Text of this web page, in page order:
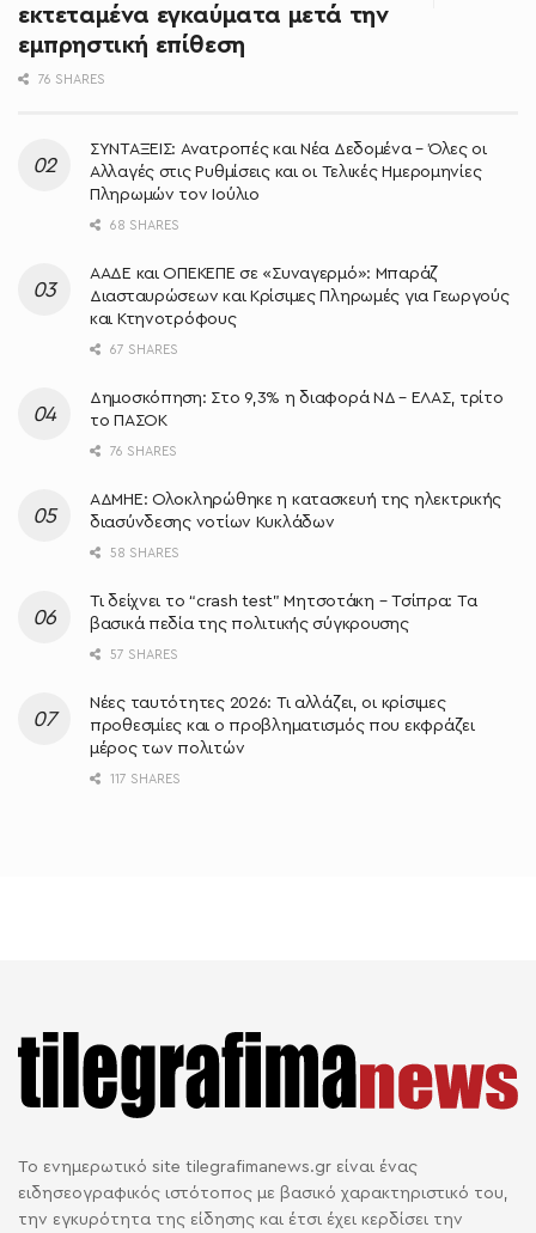
εκτεταμένα εγκαύματα μετά την
εμπρηστική επίθεση
76 SHARES
ΣΥΝΤΑΞΕΙΣ: Ανατροπές και Νέα Δεδομένα – Όλες οι
Αλλαγές στις Ρυθμίσεις και οι Τελικές Ημερομηνίες
Πληρωμών τον Ιούλιο
68 SHARES
ΑΑΔΕ και ΟΠΕΚΕΠΕ σε «Συναγερμό»: Μπαράζ
Διασταυρώσεων και Κρίσιμες Πληρωμές για Γεωργούς
και Κτηνοτρόφους
67 SHARES
Δημοσκόπηση: Στο 9,3% η διαφορά ΝΔ – ΕΛΑΣ, τρίτο
το ΠΑΣΟΚ
76 SHARES
ΑΔΜΗΕ: Ολοκληρώθηκε η κατασκευή της ηλεκτρικής
διασύνδεσης νοτίων Κυκλάδων
58 SHARES
Τι δείχνει το “crash test” Μητσοτάκη – Τσίπρα: Τα
βασικά πεδία της πολιτικής σύγκρουσης
57 SHARES
Νέες ταυτότητες 2026: Τι αλλάζει, οι κρίσιμες
προθεσμίες και ο προβληματισμός που εκφράζει
μέρος των πολιτών
117 SHARES
Το ενημερωτικό site tilegrafimanews.gr είναι ένας
ειδησεογραφικός ιστότοπος με βασικό χαρακτηριστικό του,
την εγκυρότητα της είδησης και έτσι έχει κερδίσει την